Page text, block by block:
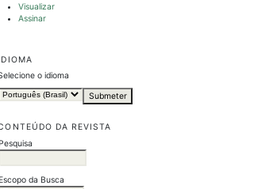
Visualizar
Assinar
o idioma
DA REVISTA
Pesquisa
Escopo da Busca